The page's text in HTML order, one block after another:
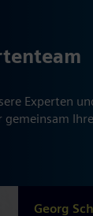
Experten
gemeinsam
Georg